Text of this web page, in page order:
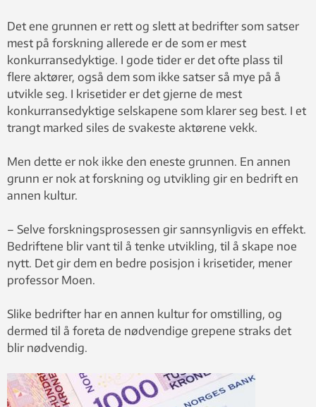
Det ene grunnen er rett og slett at bedrifter som satser
mest på forskning allerede er de som er mest
konkurransedyktige. I gode tider er det ofte plass til
flere aktører, også dem som ikke satser så mye på å
utvikle seg. I krisetider er det gjerne de mest
konkurransedyktige selskapene som klarer seg best. I et
trangt marked siles de svakeste aktørene vekk.
Men dette er nok ikke den eneste grunnen. En annen
grunn er nok at forskning og utvikling gir en bedrift en
annen kultur.
– Selve forskningsprosessen gir sannsynligvis en effekt.
Bedriftene blir vant til å tenke utvikling, til å skape noe
nytt. Det gir dem en bedre posisjon i krisetider, mener
professor Moen.
Slike bedrifter har en annen kultur for omstilling, og
dermed til å foreta de nødvendige grepene straks det
blir nødvendig.